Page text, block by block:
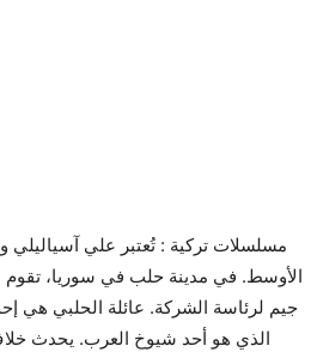
مسلسلات تركية : تُعتبر علي آسياليلي
الأوسط. في مدينة حلب في سوريا، تقوم
جيم لرئاسة الشركة. عائلة الحلبي هي
الذي هو أحد شيوخ العرب. يحدث